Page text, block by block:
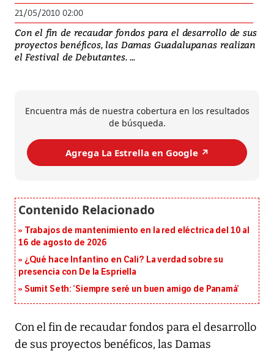
21/05/2010 02:00
Con el fin de recaudar fondos para el desarrollo de sus
proyectos benéficos, las Damas Guadalupanas realizan
el Festival de Debutantes. ...
Encuentra más de nuestra cobertura en los resultados
de búsqueda.
Agrega La Estrella en Google ↗️
Trabajos de mantenimiento en la red eléctrica del 10 al
16 de agosto de 2026
¿Qué hace Infantino en Cali? La verdad sobre su
presencia con De la Espriella
Sumit Seth: ‘Siempre seré un buen amigo de Panamá’
Con el fin de recaudar fondos para el desarrollo
de sus proyectos benéficos, las Damas